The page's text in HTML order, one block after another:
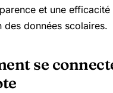
et une
des données scolaires.
se